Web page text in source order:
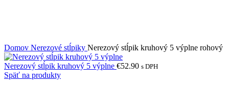
Domov Nerezové stĺpiky Nerezový stĺpik kruhový 5 výplne rohový
Nerezový stĺpik kruhový 5 výplne €52.90 s DPH
Späť na produkty